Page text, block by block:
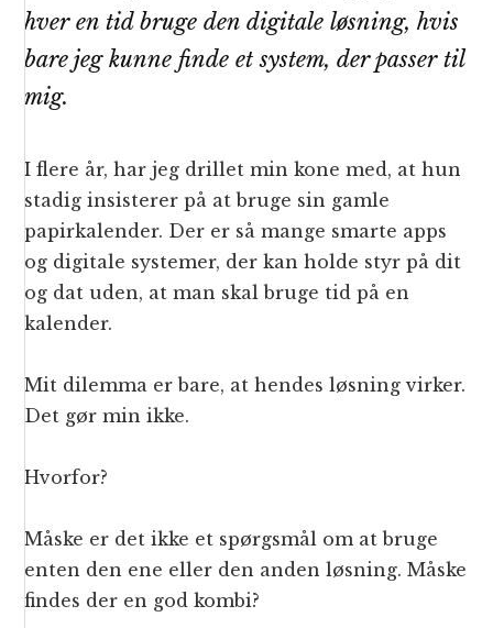
hver en tid bruge den digitale løsning, hvis
bare jeg kunne finde et system, der passer til
mig.
I flere år, har jeg drillet min kone med, at hun
stadig insisterer på at bruge sin gamle
papirkalender. Der er så mange smarte apps
og digitale systemer, der kan holde styr på dit
og dat uden, at man skal bruge tid på en
kalender.
Mit dilemma er bare, at hendes løsning virker.
Det gør min ikke.
Hvorfor?
Måske er det ikke et spørgsmål om at bruge
enten den ene eller den anden løsning. Måske
findes der en god kombi?